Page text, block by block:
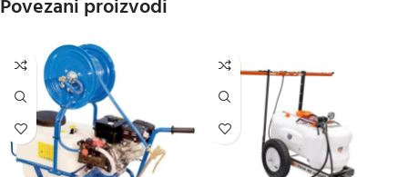
Povezani proizvodi